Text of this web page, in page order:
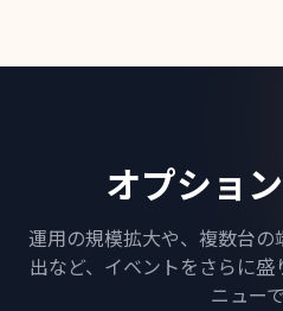
オプショ
運用の規模拡大や、複数台
出など、イベントをさらに
ニューで